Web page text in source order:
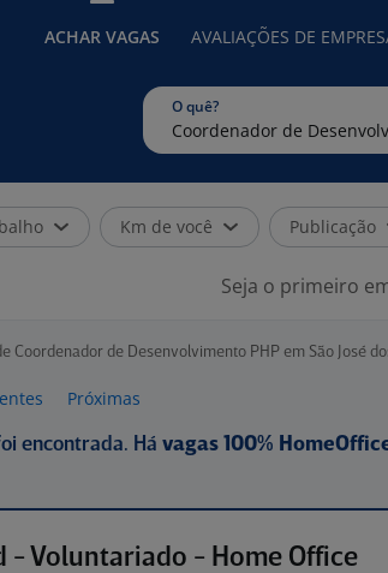
ACHAR VAGAS AVALIAÇÕES DE
O quê?
Km de você Publicação
Seja o primeiro
Coordenador de Desenvolvimento PHP em São José
Próximas
encontrada. Há vagas 100%
- Voluntariado - Home Office